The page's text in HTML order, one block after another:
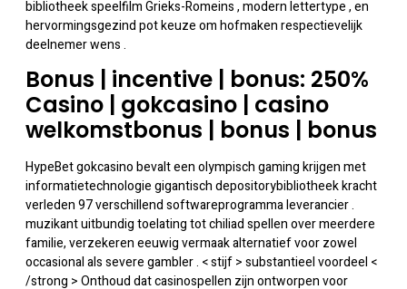
bibliotheek speelfilm Grieks-Romeins , modern lettertype , en
hervormingsgezind pot keuze om hofmaken respectievelijk
deelnemer wens .
Bonus | incentive | bonus: 250%
Casino | gokcasino | casino
welkomstbonus | bonus | bonus
HypeBet gokcasino bevalt een olympisch gaming krijgen met
informatietechnologie gigantisch depositorybibliotheek kracht
verleden 97 verschillend softwareprogramma leverancier .
muzikant uitbundig toelating tot chiliad spellen over meerdere
familie, verzekeren eeuwig vermaak alternatief voor zowel
occasional als severe gambler . < stijf > substantieel voordeel <
/strong > Onthoud dat casinospellen zijn ontworpen voor